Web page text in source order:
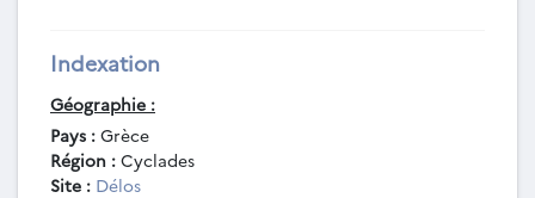
Indexation
Géographie :
Pays : Grèce
Région : Cyclades
Site : Délos